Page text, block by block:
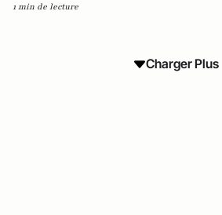
1 min de lecture
Charger Plus